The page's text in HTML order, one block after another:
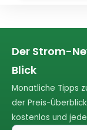
Der Strom-
Blick
Monatliche Tipps
der Preis-
kostenlos und